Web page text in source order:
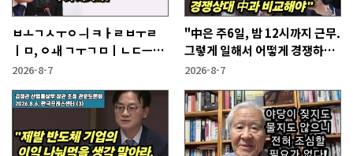
ㅂㅗㄱㅅㅜㅇㅢ ㅋㅏㄹㅂㅜㄹ
ㅣㅁ, ㅇㅙ ㄱㅜㄱㅁㅣㄴㄷㅡㄹ
ㅇㅣ ㄷㅏㅇㅎㅐㅇㅑ ㅎㅏㄴㅏ?
2026-8-7
"中은 주6일, 밤 12시까지 근무.
그렇게 일해서 어떻게 경쟁하냐
반문하더라"
2026-8-7